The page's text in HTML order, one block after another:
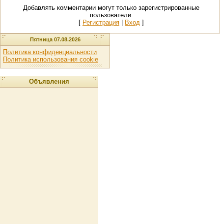
Добавлять комментарии могут только зарегистрированные
пользователи.
[ Регистрация Вход ]
Пятница 07.08.2026
Политика конфиденциальности
Политика использования cookie
Объявления